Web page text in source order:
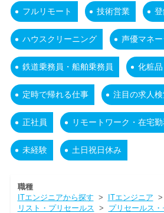
フルリモート 技術営業
ハウスクリーニング 声優マネ
鉄道乗務員・船舶乗務員 化粧品
定時で帰れる仕事 注目の求人
正社員 リモートワーク・在宅勤
未経験 土日祝日休み
職種
ITエンジニアから探す > ITエンジニア >
リスト・プリセールス > プリセールス